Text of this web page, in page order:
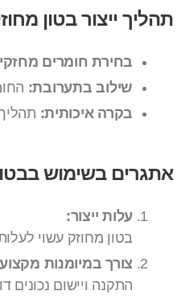
תהליך ייצור בטון
בחירת חומרים
שילוב בתערובת:
בקרה איכותית:
אתגרים בשימוש
עלות ייצור:
בטון מחוזק עשוי
צורך במיומנות
התקנה ויישום נכונים